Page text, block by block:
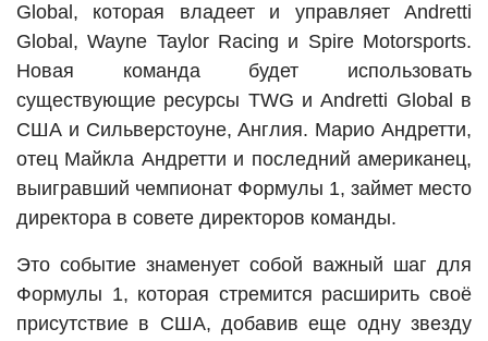
Global, которая владеет и управляет Andretti
Global, Wayne Taylor Racing и Spire Motorsports.
Новая команда будет использовать
существующие ресурсы TWG и Andretti Global в
США и Сильверстоуне, Англия. Марио Андретти,
отец Майкла Андретти и последний американец,
выигравший чемпионат Формулы 1, займет место
директора в совете директоров команды.
Это событие знаменует собой важный шаг для
Формулы 1, которая стремится расширить своё
присутствие в США, добавив еще одну звезду